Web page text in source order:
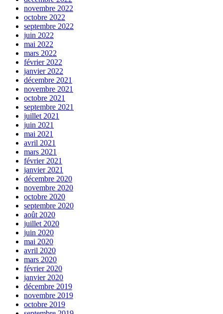
novembre 2022
octobre 2022
septembre 2022
juin 2022
mai 2022
mars 2022
février 2022
janvier 2022
décembre 2021
novembre 2021
octobre 2021
septembre 2021
juillet 2021
juin 2021
mai 2021
avril 2021
mars 2021
février 2021
janvier 2021
décembre 2020
novembre 2020
octobre 2020
septembre 2020
août 2020
juillet 2020
juin 2020
mai 2020
avril 2020
mars 2020
février 2020
janvier 2020
décembre 2019
novembre 2019
octobre 2019